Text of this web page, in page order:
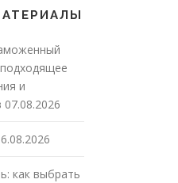
и
07.08.2026
как выбрать